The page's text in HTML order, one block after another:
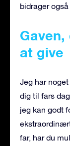
bidrager
at give
Jeg har
dig til fars
jeg kan godt
far, har du